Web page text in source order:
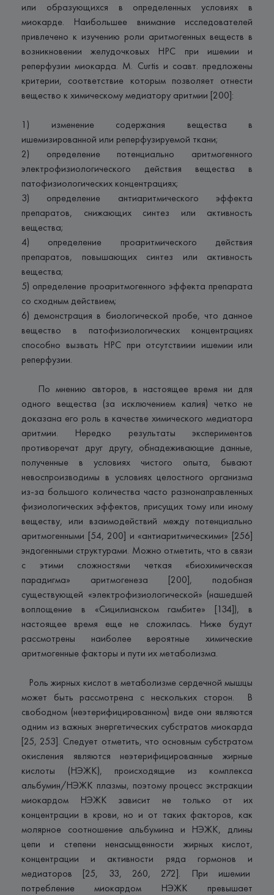
или образующихся в определенных условиях в
миокарде. Наибольшее внимание исследователей
привлечено к изучению роли аритмогенных веществ в
возникновении желудочковых НРС при ишемии и
реперфузии миокарда. М. Curtis и соавт. предложены
критерии, соответствие которым позволяет отнести
вещество к химическому медиатору аритмии [200]:
1) изменение содержания вещества в
ишемизированной или реперфузируемой ткани;
2) определение потенциально аритмогенного
электрофизиологического действия вещества в
патофизиологических концентрациях;
3) определение антиаритмического эффекта
препаратов, снижающих синтез или активность
вещества;
4) определение проаритмического действия
препаратов, повышающих синтез или активность
вещества;
5) определение проаритмогенного эффекта препарата
со сходным действием;
6) демонстрация в биологической пробе, что данное
вещество в патофизиологических концентрациях
способно вызвать НРС при отсутствиии ишемии или
реперфузии.
По мнению авторов, в настоящее время ни для
одного вещества (за исключением калия) четко не
доказана его роль в качестве химического медиатора
аритмии. Нередко результаты экспериментов
противоречат друг другу, обнадеживающие данные,
полученные в условиях чистого опыта, бывают
невоспроизводимы в условиях целостного организма
из-за большого количества часто разнонаправленных
физиологических эффектов, присущих тому или иному
веществу, или взаимодействий между потенциально
аритмогенными [54, 200] и «антиаритмическими» [256]
эндогенными структурами. Можно отметить, что в связи
с этими сложностями четкая «биохимическая
парадигма» аритмогенеза [200], подобная
существующей «электрофизиологической» (нашедшей
воплощение в «Сицилианском гамбите» [134]), в
настоящее время еще не сложилась. Ниже будут
рассмотрены наиболее вероятные химические
аритмогенные факторы и пути их метаболизма.
Роль жирных кислот в метаболизме сердечной мышцы
может быть рассмотрена с нескольких сторон. В
свободном (неэтерифицированном) виде они являются
одним из важных энергетических субстратов миокарда
[25, 253]. Следует отметить, что основным субстратом
окисления являются неэтерифицированные жирные
кислоты (НЭЖК), происходящие из комплекса
альбумин/НЭЖК плазмы, поэтому процесс экстракции
миокардом НЭЖК зависит не только от их
концентрации в крови, но и от таких факторов, как
молярное соотношение альбумина и НЭЖК, длины
цепи и степени ненасыщенности жирных кислот,
концентрации и активности ряда гормонов и
медиаторов [25, 33, 260, 272]. При ишемии
потребление миокардом НЭЖК превышает